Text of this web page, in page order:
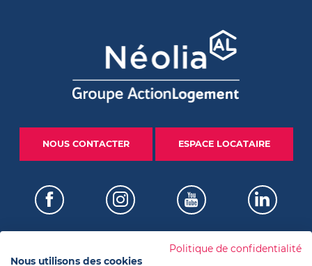
NOUS CONTACTER ESPACE LOCATAIRE
Politique de confidentialité
Nous utilisons des cookies